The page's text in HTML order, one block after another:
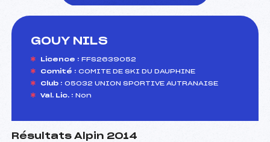
GOUY NILS
Licence : FFS2639052
Comité : COMITE DE SKI DU DAUPHINE
Club : 05032 UNION SPORTIVE AUTRANAISE
Val. Lic. : Non
Résultats Alpin 2014